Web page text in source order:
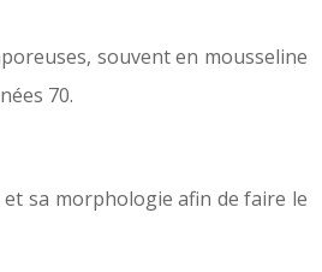
souvent en mousseline
70.
sa morphologie afin de faire le